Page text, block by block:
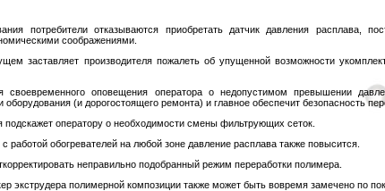
потребители отказываются приобретать датчик давления расплава,
соображениями.
заставляет производителя пожалеть об упущенной возможности
своевременного оповещения оператора о недопустимом превышении
оборудования (и дорогостоящего ремонта) и главное обеспечит безопасность
оператору о необходимости смены фильтрующих сеток.
обогревателей на любой зоне давление расплава также повысится.
неправильно подобранный режим переработки полимера.
экструдера полимерной композиции также может быть вовремя замечено по